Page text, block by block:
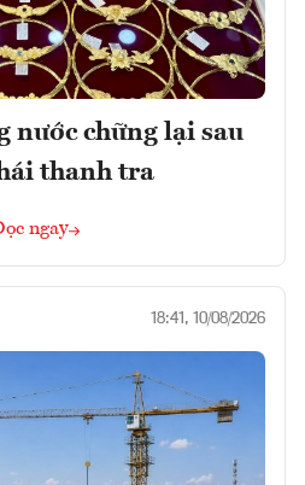
nước chững lại sau
thanh tra
ngay
18:41, 10/08/2026